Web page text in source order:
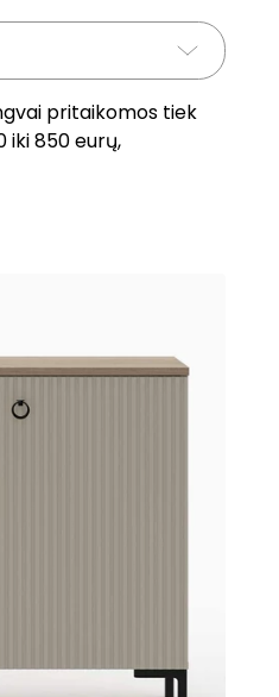
pritaikomos tiek
iki 850 eurų,